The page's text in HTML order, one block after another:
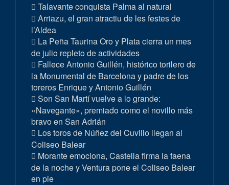
Talavante conquista Palma al natural
Arriazu, el gran atractiu de les festes de
l’Aldea
La Peña Taurina Oro y Plata cierra un mes
de julio repleto de actividades
Fallece Antonio Guillén, histórico torilero de
la Monumental de Barcelona y padre de los
toreros Enrique y Antonio Guillén
Son San Martí vuelve a lo grande:
«Navegante», premiado como el novillo más
bravo en San Adrián
Los toros de Núñez del Cuvillo llegan al
Coliseo Balear
Morante emociona, Castella firma la faena
de la noche y Ventura pone el Coliseo Balear
en pie